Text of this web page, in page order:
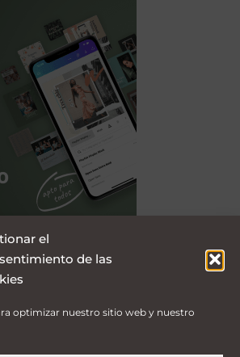
el
de las
optimizar nuestro sitio web y nuestro